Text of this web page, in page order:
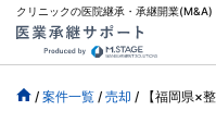
クリニックの医院継承・承継開業(M&A)
/ 案件一覧 / 売却 / 【福岡県×整形外科